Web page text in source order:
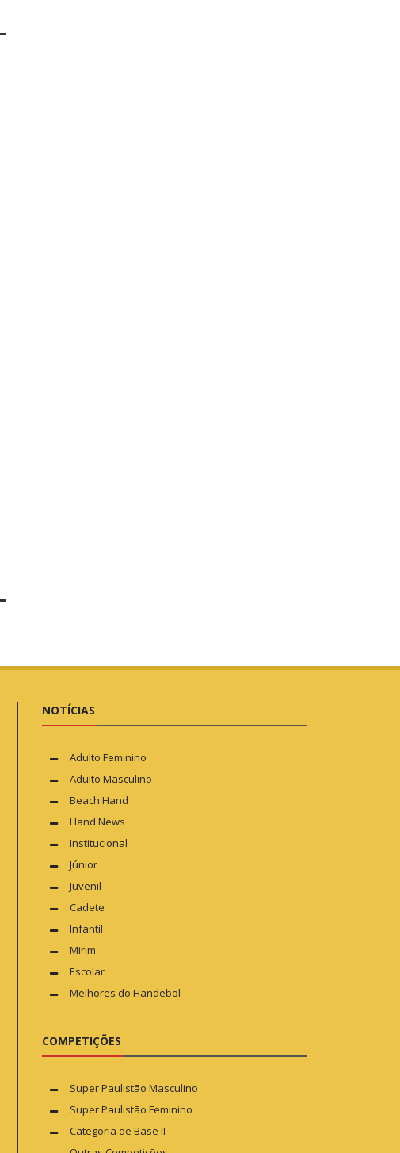
NOTÍCIAS
Adulto Feminino
Adulto Masculino
Beach Hand
Hand News
Institucional
Júnior
Juvenil
Cadete
Infantil
Mirim
Escolar
Melhores do Handebol
COMPETIÇÕES
Super Paulistão Masculino
Super Paulistão Feminino
Categoria de Base II